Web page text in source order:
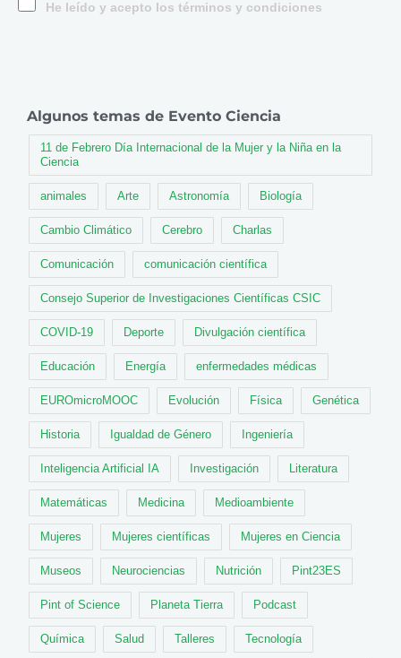
He leído y acepto los términos y condiciones
Algunos temas de Evento Ciencia
11 de Febrero Día Internacional de la Mujer y la Niña en la
Ciencia
animales Arte Astronomía Biología
Cambio Climático Cerebro Charlas
Comunicación comunicación científica
Consejo Superior de Investigaciones Científicas CSIC
COVID-19 Deporte Divulgación científica
Educación Energía enfermedades médicas
EUROmicroMOOC Evolución Física Genética
Historia Igualdad de Género Ingeniería
Inteligencia Artificial IA Investigación Literatura
Matemáticas Medicina Medioambiente
Mujeres Mujeres científicas Mujeres en Ciencia
Museos Neurociencias Nutrición Pint23ES
Pint of Science Planeta Tierra Podcast
Química Salud Talleres Tecnología